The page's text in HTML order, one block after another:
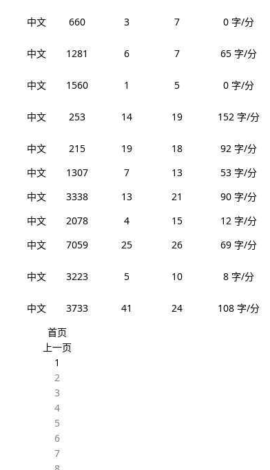
中文 660 3 7 0 字/分
中文 1281 6 7 65 字/分
中文 1560 1 5 0 字/分
中文 253 14 19 152 字/分
中文 215 19 18 92 字/分
中文 1307 7 13 53 字/分
中文 3338 13 21 90 字/分
中文 2078 4 15 12 字/分
中文 7059 25 26 69 字/分
中文 3223 5 10 8 字/分
中文 3733 41 24 108 字/分
首页
上一页
1
2
3
4
5
6
7